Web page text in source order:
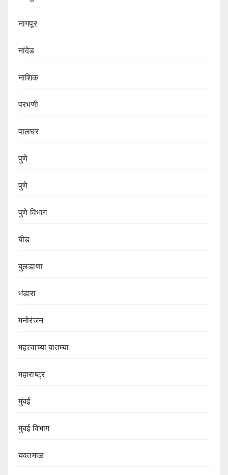
नागपूर
नांदेड
नाशिक
परभणी
पालघर
पुणे
पुणे
पुणे विभाग‌
बीड
बुलडाणा
भंडारा
मनोरंजन
महत्त्वाच्या बातम्या
महाराष्ट्र
मुंबई
मुंबई विभाग‌
यवतमाळ